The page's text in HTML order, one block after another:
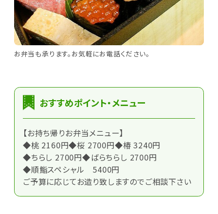
お弁当も承ります。お気軽にお電話ください。
おすすめポイント・メニュー
【お持ち帰りお弁当メニュー】
◆桃 2160円◆桜 2700円◆椿 3240円
◆ちらし 2700円◆ばらちらし 2700円
◆順鮨スペシャル 5400円
ご予算に応じてお造り致しますのでご相談下さい